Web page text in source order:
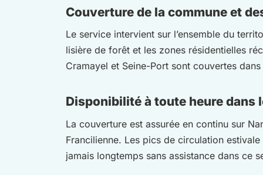
Couverture de la commune et
Le service intervient sur l’ensemble du
lisière de forêt et les zones résidentielles
Cramayel et Seine-Port sont couvertes
Disponibilité à toute heure dans
La couverture est assurée en continu sur
Francilienne. Les pics de circulation
jamais longtemps sans assistance dans ce